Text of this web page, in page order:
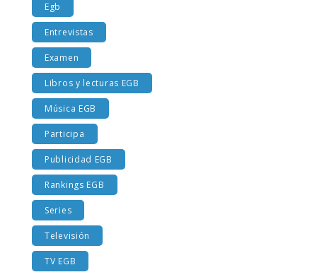
Egb
Entrevistas
Examen
Libros y lecturas EGB
Música EGB
Participa
Publicidad EGB
Rankings EGB
Series
Televisión
TV EGB